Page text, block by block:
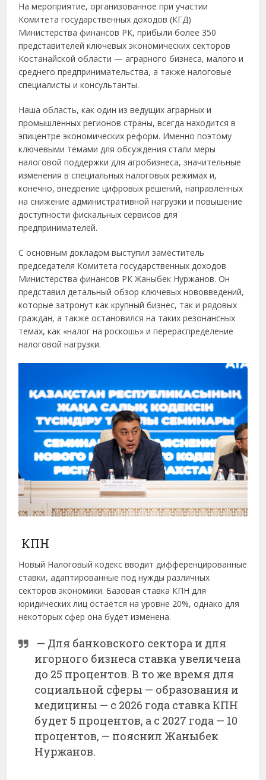
На мероприятие, организованное при участии
Комитета государственных доходов (КГД)
Министерства финансов РК, прибыли более 350
представителей ключевых экономических секторов
Костанайской области — аграрного бизнеса, малого и
среднего предпринимательства, а также налоговые
специалисты и консультанты.
Наша область, как один из ведущих аграрных и
промышленных регионов страны, всегда находится в
эпицентре экономических реформ. Именно поэтому
ключевыми темами для обсуждения стали меры
налоговой поддержки для агробизнеса, значительные
изменения в специальных налоговых режимах и,
конечно, внедрение цифровых решений, направленных
на снижение административной нагрузки и повышение
доступности фискальных сервисов для
предпринимателей.
С основным докладом выступил заместитель
председателя Комитета государственных доходов
Министерства финансов РК Жаныбек Нуржанов. Он
представил детальный обзор ключевых нововведений,
которые затронут как крупный бизнес, так и рядовых
граждан, а также остановился на таких резонансных
темах, как «налог на роскошь» и перераспределение
налоговой нагрузки.
КПН
Новый Налоговый кодекс вводит дифференцированные
ставки, адаптированные под нужды различных
секторов экономики. Базовая ставка КПН для
юридических лиц остаётся на уровне 20%, однако для
некоторых сфер она будет изменена.
— Для банковского сектора и для
игорного бизнеса ставка увеличена
до 25 процентов. В то же время для
социальной сферы — образования и
медицины — с 2026 года ставка КПН
будет 5 процентов, а с 2027 года — 10
процентов, — пояснил Жаныбек
Нуржанов.